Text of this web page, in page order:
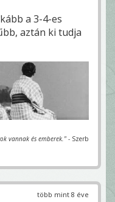
a 3-4-es
aztán ki tudja
vannak és emberek." - Szerb
több mint 8 éve